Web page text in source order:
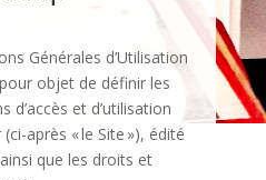
Générales d’Utilisation
objet de définir les
et d’utilisation
après « le Site »), édité
que les droits et